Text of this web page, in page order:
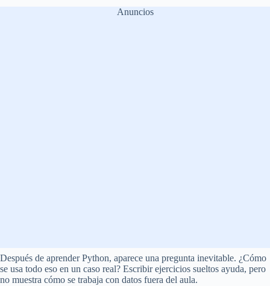
Anuncios
Después de aprender Python, aparece una pregunta inevitable. ¿Cómo
se usa todo eso en un caso real? Escribir ejercicios sueltos ayuda, pero
no muestra cómo se trabaja con datos fuera del aula.